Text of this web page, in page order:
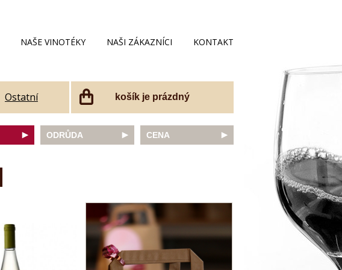
NAŠE VINOTÉKY NAŠI ZÁKAZNÍCI KONTAKT
Ostatní košík je prázdný
ODRŮDA
Modrý portugal
Müller Thurgau
Muškát moravský
Rulandské bílé
CENA
do 600 Kč
do 700 Kč
do 800 Kč
do 900 Kč
do 1000 Kč
nad 1000 Kč